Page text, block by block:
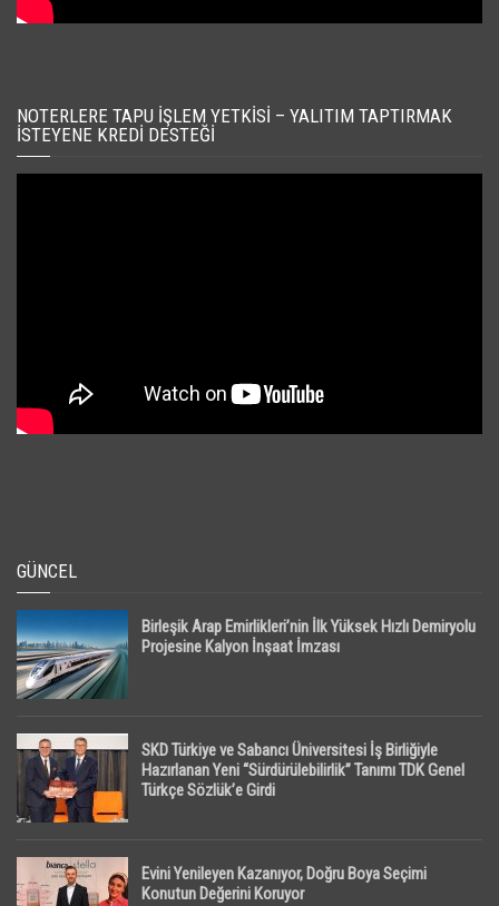
NOTERLERE TAPU İŞLEM YETKISI – YALITIM TAPTIRMAK
İSTEYENE KREDI DESTEĞI
GÜNCEL
Birleşik Arap Emirlikleri’nin İlk Yüksek Hızlı Demiryolu
Projesine Kalyon İnşaat İmzası
SKD Türkiye ve Sabancı Üniversitesi İş Birliğiyle
Hazırlanan Yeni “Sürdürülebilirlik” Tanımı TDK Genel
Türkçe Sözlük’e Girdi
Evini Yenileyen Kazanıyor, Doğru Boya Seçimi
Konutun Değerini Koruyor